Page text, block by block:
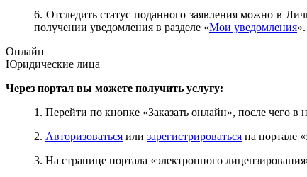
6. Отследить статус поданного заявления можно в
получении уведомления в разделе «Мои уведомления».
Онлайн
Юридические лица
Через портал вы можете получить услугу:
1. Перейти по кнопке «Заказать онлайн», после чего в
2. Авторизоваться или зарегистрироваться на портале
3. На странице портала «электронного